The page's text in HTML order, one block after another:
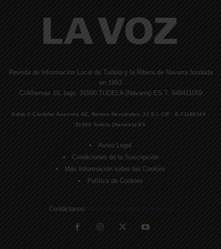
Revista de Información Local de Tudela y la Ribera de Navarra fundada
en 1953
C/Alhemas 10, bajo. 31500 TUDELA (Navarra) ES T. 948411059
Edita © Córdoba Acarreta AC, Ramos Hernández, JJ S.I. CIF · E-71185169 ·
31500 Tudela (Navarra) ES
Aviso Legal
Condiciones de la Suscripción
Más Información sobre las Cookies
Política de Cookies
Contáctanos: direccion@lavozdelaribera.es